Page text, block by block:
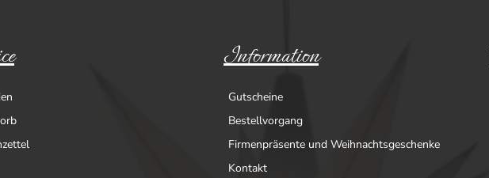
Information
Gutscheine
Bestellvorgang
Firmenpräsente und Weihnachtsgeschenke
Kontakt